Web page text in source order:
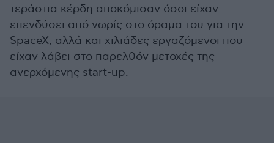
τεράστια κέρδη αποκόμισαν όσοι είχαν
επενδύσει από νωρίς στο όραμα του για την
SpaceX, αλλά και χιλιάδες εργαζόμενοι που
είχαν λάβει στο παρελθόν μετοχές της
ανερχόμενης start-up.